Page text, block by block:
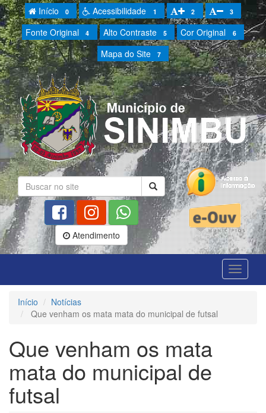
Início 0 Acessibilidade 1 2 3
Fonte Original 4 Alto Contraste 5 Cor Original 6
Mapa do Site 7
Atendimento
Início
Notícias
Que venham os mata mata do municipal de futsal
Que venham os mata
mata do municipal de
futsal